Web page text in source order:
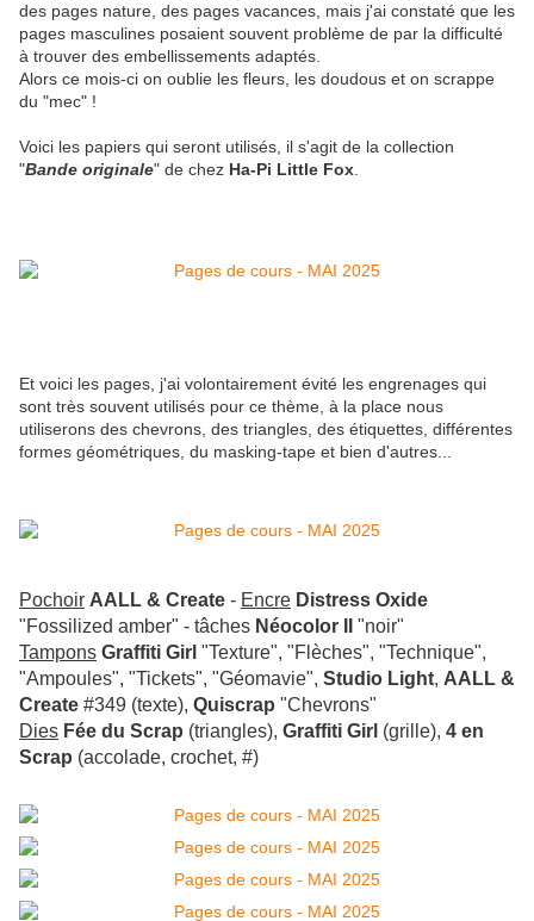
des pages nature, des pages vacances, mais j'ai constaté que les
pages masculines posaient souvent problème de par la difficulté
à trouver des embellissements adaptés.
Alors ce mois-ci on oublie les fleurs, les doudous et on scrappe
du "mec" !
Voici les papiers qui seront utilisés, il s'agit de la collection
"Bande originale" de chez Ha-Pi Little Fox
Et voici les pages, j'ai volontairement évité les engrenages qui
sont très souvent utilisés pour ce thème, à la place nous
utiliserons des chevrons, des triangles, des étiquettes, différentes
formes géométriques, du masking-tape et bien d'autres...
Pochoir AALL & Create - Encre Distress Oxide
"Fossilized amber" - tâches Néocolor II
"noir"
Tampons Graffiti Girl "Texture", "Flèches", "Technique",
"Ampoules", "Tickets", "Géomavie", Studio Light, AALL &
Create #349 (texte), Quiscrap "Chevrons"
Dies Fée du Scrap (triangles), Graffiti Girl (grille), 4 en
Scrap (accolade, crochet, #)